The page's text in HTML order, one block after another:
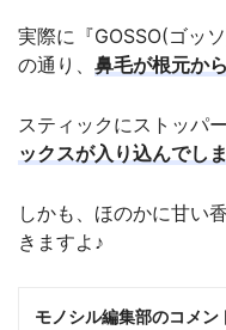
実際に『GOSSO(ゴッ
の通り、 鼻毛が根元か
スティックにストッパ
ックスが入り込んでし
しかも、ほのかに甘い
きますよ♪
モノシル編集部のコメン